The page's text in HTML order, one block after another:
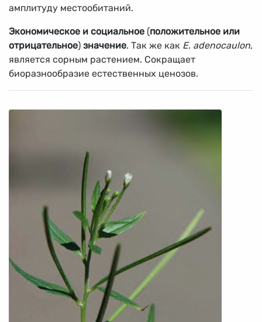
амплитуду местообитаний.
Экономическое и социальное (положительное или
отрицательное) значение. Так же как Е. adenocaulon,
является сорным растением. Сокращает
биоразнообразие естественных ценозов.